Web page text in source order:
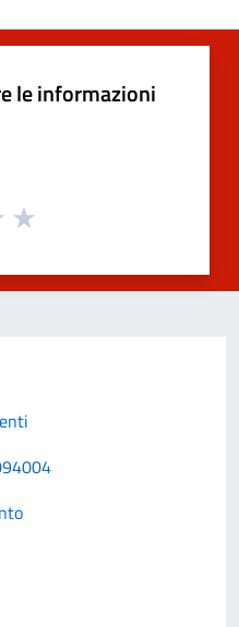
le informazioni